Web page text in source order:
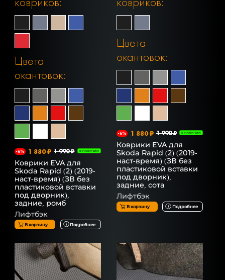
Цвета
окантовок:
-6% 1 880 ₽ 1 990 ₽ В НАЛИЧИИ
Коврики EVA для
Skoda Rapid (2) (2019-
наст-время) (ЗВ без
пластиковой вставки
под дворник),
задние, ромб
Лифтбэк
В корзину Подробнее
Цвета
окантовок:
-6% 1 880 ₽ 1 990 ₽ В НАЛИЧИИ
Коврики EVA для
Skoda Rapid (2) (2019-
наст-время) (ЗВ без
пластиковой вставки
под дворник),
задние, сота
Лифтбэк
В корзину Подробнее